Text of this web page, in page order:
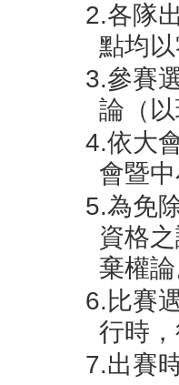
2.各隊
點均
3.參賽
論（
4.依大
會暨
5.為免
資格
棄權
6.比賽
行時
7.出賽